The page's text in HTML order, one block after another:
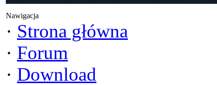
Nawigacja
· Strona główna
· Forum
· Download